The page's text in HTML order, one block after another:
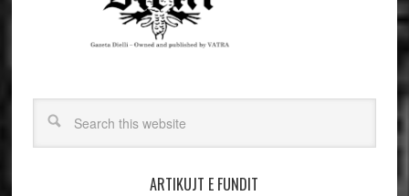
ARTIKUJT E FUNDIT